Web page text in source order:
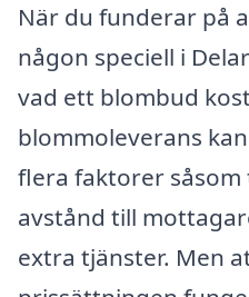
När du funderar på
någon speciell i
vad ett blombud
blommoleverans
flera faktorer såsom
avstånd till
extra tjänster. Men